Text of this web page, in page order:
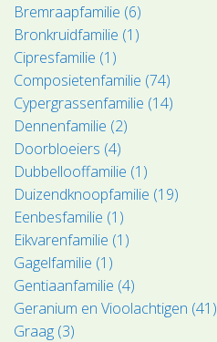
Bremraapfamilie (6)
Bronkruidfamilie (1)
Cipresfamilie (1)
Composietenfamilie (74)
Cypergrassenfamilie (14)
Dennenfamilie (2)
Doorbloeiers (4)
Dubbellooffamilie (1)
Duizendknoopfamilie (19)
Eenbesfamilie (1)
Eikvarenfamilie (1)
Gagelfamilie (1)
Gentiaanfamilie (4)
Geranium en Vioolachtigen (41)
Graag (3)